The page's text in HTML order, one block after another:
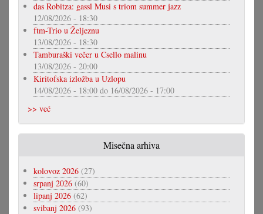
das Robitza: gassl Musi s triom summer jazz
12/08/2026 - 18:30
ftm-Trio u Željeznu
13/08/2026 - 18:30
Tamburaški večer u Csello malinu
13/08/2026 - 20:00
Kiritofska izložba u Uzlopu
14/08/2026 - 18:00 do 16/08/2026 - 17:00
>> već
Misečna arhiva
kolovoz 2026 (27)
srpanj 2026 (60)
lipanj 2026 (62)
svibanj 2026 (93)